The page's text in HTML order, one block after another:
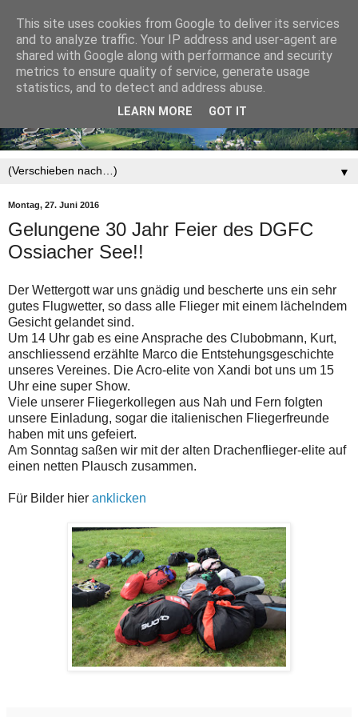
▼
Montag, 27. Juni 2016
Gelungene 30 Jahr Feier des DGFC
Ossiacher See!!
Der Wettergott war uns gnädig und bescherte uns ein sehr
gutes Flugwetter, so dass alle Flieger mit einem lächelndem
Gesicht gelandet sind.
Um 14 Uhr gab es eine Ansprache des Clubobmann, Kurt,
anschliessend erzählte Marco die Entstehungsgeschichte
unseres Vereines. Die Acro-elite von Xandi bot uns um 15
Uhr eine super Show.
Viele unserer Fliegerkollegen aus Nah und Fern folgten
unsere Einladung, sogar die italienischen Fliegerfreunde
haben mit uns gefeiert.
Am Sonntag saßen wir mit der alten Drachenflieger-elite auf
einen netten Plausch zusammen.
Für Bilder hier anklicken
This site uses cookies from Google to deliver its services
and to analyze traffic. Your IP address and user-agent are
shared with Google along with performance and security
metrics to ensure quality of service, generate usage
statistics, and to detect and address abuse.
LEARN MORE GOT IT